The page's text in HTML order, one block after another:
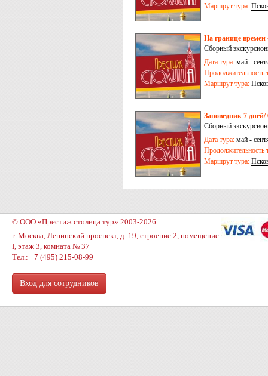
Маршрут тура:
На границе времен
Сборный
Дата тура: май -
Продолжительность
Маршрут тура:
Заповедник 7 дней/
Сборный
Дата тура: май -
Продолжительность
Маршрут тура:
© ООО «Престиж столица тур» 2003-2026
г. Москва, Ленинский проспект, д. 19, строение 2, помещение
I, этаж 3, комната № 37
Тел.: +7 (495) 215-08-99
Вход для сотрудников